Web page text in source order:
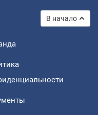
В начало